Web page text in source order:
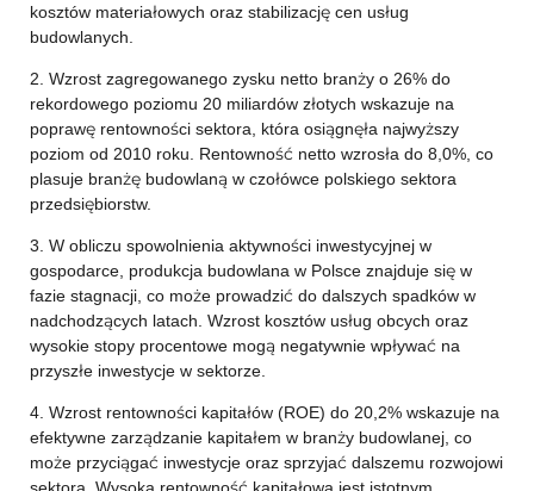
kosztów materiałowych oraz stabilizację cen usług
budowlanych.
2. Wzrost zagregowanego zysku netto branży o 26% do
rekordowego poziomu 20 miliardów złotych wskazuje na
poprawę rentowności sektora, która osiągnęła najwyższy
poziom od 2010 roku. Rentowność netto wzrosła do 8,0%, co
plasuje branżę budowlaną w czołówce polskiego sektora
przedsiębiorstw.
3. W obliczu spowolnienia aktywności inwestycyjnej w
gospodarce, produkcja budowlana w Polsce znajduje się w
fazie stagnacji, co może prowadzić do dalszych spadków w
nadchodzących latach. Wzrost kosztów usług obcych oraz
wysokie stopy procentowe mogą negatywnie wpływać na
przyszłe inwestycje w sektorze.
4. Wzrost rentowności kapitałów (ROE) do 20,2% wskazuje na
efektywne zarządzanie kapitałem w branży budowlanej, co
może przyciągać inwestycje oraz sprzyjać dalszemu rozwojowi